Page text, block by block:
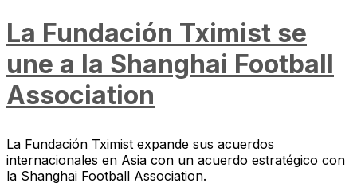
La Fundación Tximist se
une a la Shanghai Football
Association
La Fundación Tximist expande sus acuerdos
internacionales en Asia con un acuerdo estratégico con
la Shanghai Football Association.